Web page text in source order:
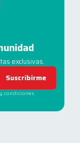
exclusivas.
Suscribirme
condiciones